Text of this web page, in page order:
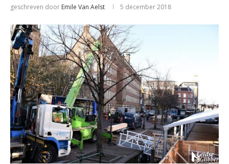
geschreven door Emile Van Aelst 5 december 2018